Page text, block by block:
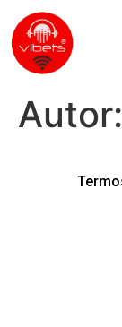
Autor: